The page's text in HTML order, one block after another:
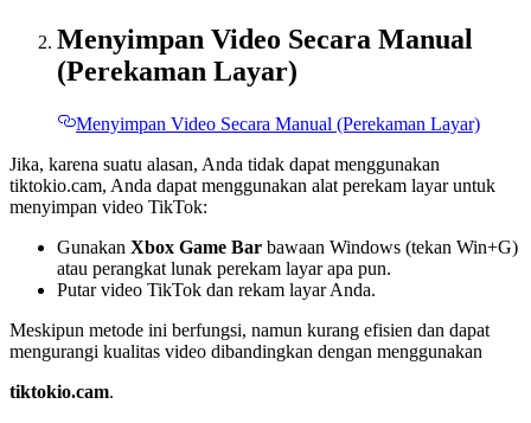
Menyimpan Video Secara Manual
(Perekaman Layar)
Menyimpan Video Secara Manual (Perekaman Layar)
Jika, karena suatu alasan, Anda tidak dapat menggunakan
tiktokio.cam, Anda dapat menggunakan alat perekam layar untuk
menyimpan video TikTok:
Gunakan Xbox Game Bar bawaan Windows (tekan Win+G)
atau perangkat lunak perekam layar apa pun.
Putar video TikTok dan rekam layar Anda.
Meskipun metode ini berfungsi, namun kurang efisien dan dapat
mengurangi kualitas video dibandingkan dengan menggunakan
tiktokio.cam.